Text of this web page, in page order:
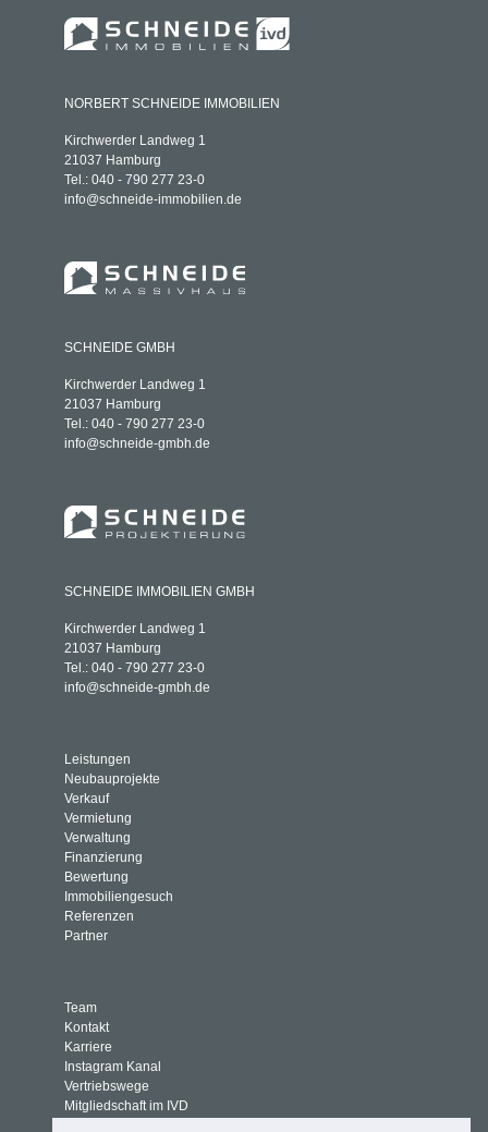
NORBERT SCHNEIDE IMMOBILIEN
Kirchwerder Landweg 1
21037 Hamburg
Tel.: 040 - 790 277 23-0
info@schneide-immobilien.de
SCHNEIDE GMBH
Kirchwerder Landweg 1
21037 Hamburg
Tel.: 040 - 790 277 23-0
info@schneide-gmbh.de
SCHNEIDE IMMOBILIEN GMBH
Kirchwerder Landweg 1
21037 Hamburg
Tel.: 040 - 790 277 23-0
info@schneide-gmbh.de
Leistungen
Neubauprojekte
Verkauf
Vermietung
Verwaltung
Finanzierung
Bewertung
Immobiliengesuch
Referenzen
Partner
Team
Kontakt
Karriere
Instagram Kanal
Vertriebswege
Mitgliedschaft im IVD